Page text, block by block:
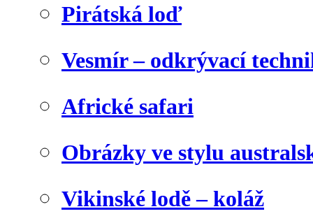
Pirátská loď
Vesmír – odkrývací
Africké safari
Obrázky ve stylu
Vikinské lodě – koláž